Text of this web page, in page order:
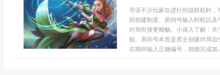
导语不少玩家在进行对战联机时，
间创建制度、房间号输入时机以
对局衔接更顺畅。小深入了解：
能。房间号本质是房主创建对局
在期间输入正确编号，就能完成加